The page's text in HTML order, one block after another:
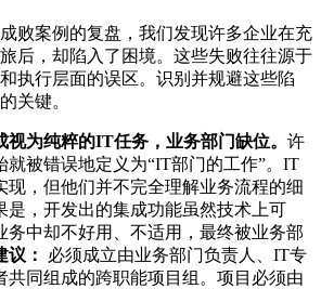
败案例的复盘，我们发现许多企业在充
后，却陷入了困境。这些失败往往源于
执行层面的误区。识别并规避这些陷
关键。
视为纯粹的IT任务，业务部门缺位。 许
就被错误地定义为“IT部门的工作”。IT
现，但他们并不完全理解业务流程的细
是，开发出的集成功能虽然技术上可
务中却不好用、不适用，最终被业务部
议：
必须成立由业务部门负责人、IT专
共同组成的跨职能项目组。项目必须由